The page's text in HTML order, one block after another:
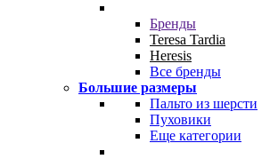
Бренды
Teresa Tardia
Heresis
Все бренды
Большие размеры
Пальто из шерсти
Пуховики
Еще категории